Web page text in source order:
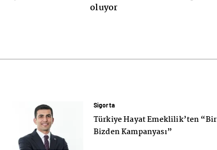
Sigorta
Türkiye Hayat Emeklilik’ten
Bizden Kampanyası”